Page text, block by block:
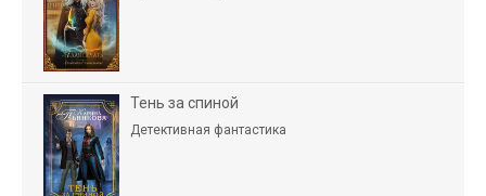
Тень за спиной
Детективная фантастика